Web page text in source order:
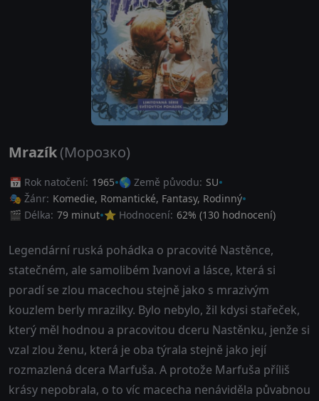
Mrazík(Морозко)
📅 Rok natočení: 1965 🌎 Země původu: SU
🎭 Žánr: Komedie, Romantické, Fantasy, Rodinný
🎬 Délka: 79 minut ⭐ Hodnocení: 62% (130 hodnocení)
Legendární ruská pohádka o pracovité Nastěnce,
statečném, ale samolibém Ivanovi a lásce, která si
poradí se zlou macechou stejně jako s mrazivým
kouzlem berly mrazilky. Bylo nebylo, žil kdysi stařeček,
který měl hodnou a pracovitou dceru Nastěnku, jenže si
vzal zlou ženu, která je oba týrala stejně jako její
rozmazlená dcera Marfuša. A protože Marfuša příliš
krásy nepobrala, o to víc macecha nenáviděla půvabnou